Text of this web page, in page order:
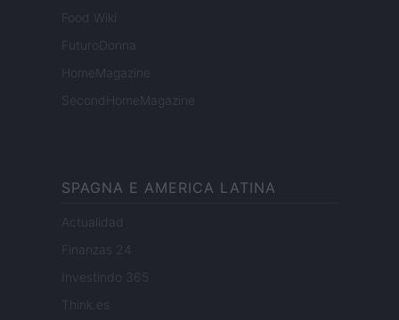
Food Wiki
FuturoDonna
HomeMagazine
SecondHomeMagazine
SPAGNA E AMERICA LATINA
Actualidad
Finanzas 24
Investindo 365
Think.es